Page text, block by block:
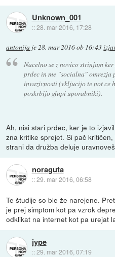
Unknown_001
::28. mar 2016, 17:28
antonija je28. mar 2016 ob 16:43
Nacelno se z novico strinjam ker
prdec in me "socialna" omrezja
invazivnosti (vkljucijo te not ce
poskrbijo glupi uporabniki).
Ah, nisi stari prdec, ker je to
zna kritike sprejet. Si pač
strani da družba deluje
noraguta
::29. mar 2016, 06:58
Te študije so ble že narejene.
je prej simptom kot pa vzrok
odklikat na internet kot pa urejat
jype
::29. mar 2016, 07:19